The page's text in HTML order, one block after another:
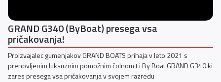
GRAND G340 (ByBoat) presega vsa
pričakovanja!
Proizvajalec gumenjakov GRAND BOATS prihaja v leto 2021 s
prenovljenim luksuznim pomožnim čolnom t i By Boat GRAND G340 ki
zares presega vsa pričakovanja v svojem razredu